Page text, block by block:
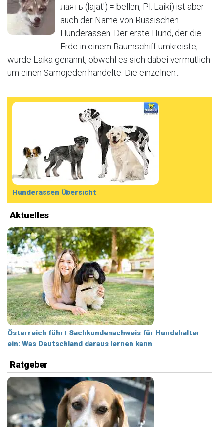
лаять (lajat′) = bellen, Pl. Laiki) ist aber
auch der Name von Russischen
Hunderassen. Der erste Hund, der die
Erde in einem Raumschiff umkreiste,
wurde Laika genannt, obwohl es sich dabei vermutlich
um einen Samojeden handelte. Die einzelnen...
Hunderassen Übersicht
Aktuelles
Österreich führt Sachkundenachweis für Hundehalter
ein: Was Deutschland daraus lernen kann
Ratgeber